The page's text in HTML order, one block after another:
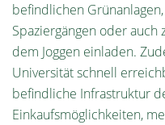
befindlichen
Spaziergängen oder
dem Joggen einladen.
Universität schnell
befindliche Infrastruktur
Einkaufsmöglichkeiten,